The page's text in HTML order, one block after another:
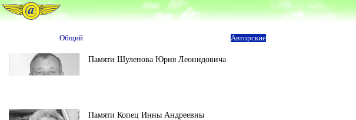
Общий Авторские
Памяти Шулепова Юрия Леонидовича
Памяти Копец Инны Андреевны